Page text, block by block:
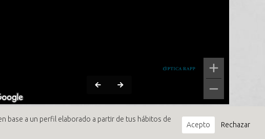
base a un perfil elaborado a partir de tus hábitos de
Acepto Rechazar